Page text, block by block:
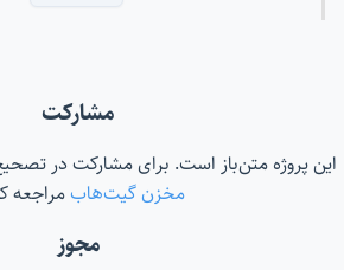
مشارکت
این پروژه متن‌باز است. برای مشارکت در
مخزن گیت‌هابمراجعه
مجوز